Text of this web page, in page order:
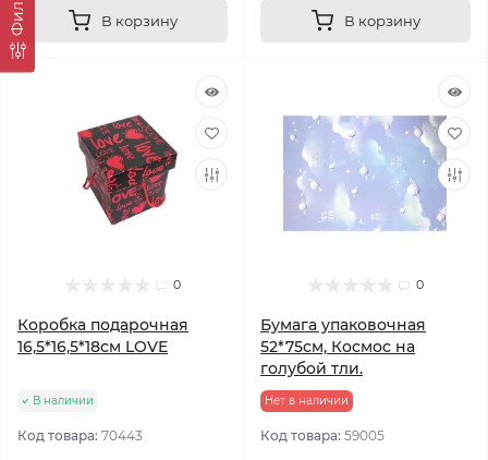
В корзину В корзину
0
Коробка подарочная
16,5*16,5*18см LOVE
В наличии
Код товара: 70443
0
Бумага упаковочная
52*75см, Космос на
голубой тли.
Нет в наличии
Код товара: 59005